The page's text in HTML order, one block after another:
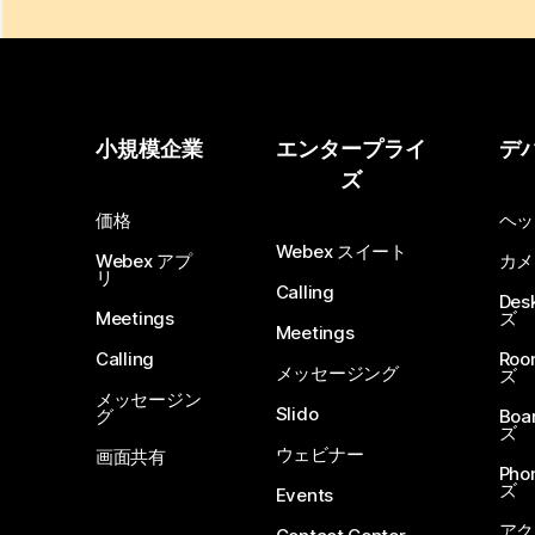
小規模企業
価格
Webex アプ
リ
Meetings
Calling
メッセージン
グ
画面共有
エンタープライ
ズ
Webex スイート
Calling
Meetings
メッセージング
Slido
ウェビナー
Events
デ
ヘ
カ
ズ
ズ
ズ
ズ